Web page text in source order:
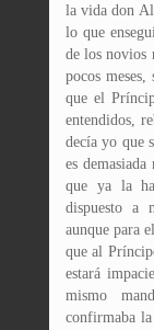
la vida don
lo que
de los novios
pocos
que el
entendidos,
decía yo que
es
que ya la
dispuesto a
aunque para
que al
estará
mismo
confirmaba la